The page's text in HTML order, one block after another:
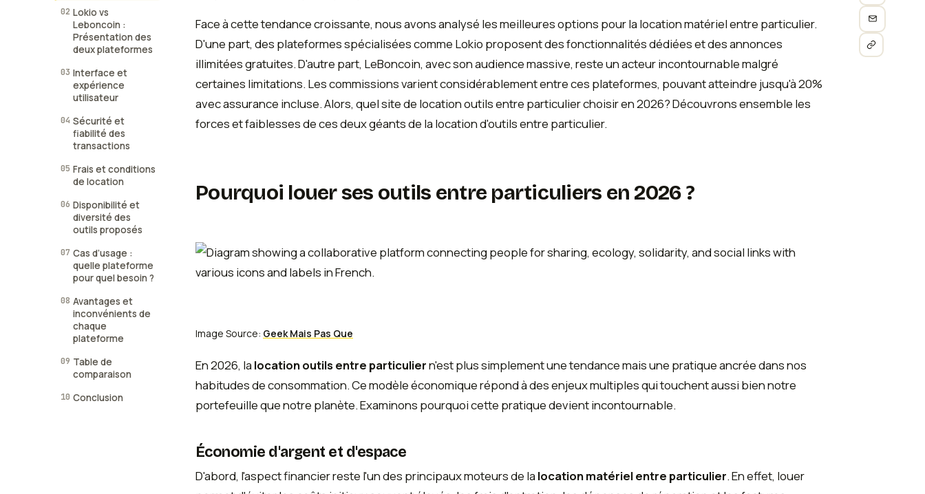
02 Lokio vs
Leboncoin :
Présentation des
deux plateformes
03 Interface et
expérience
utilisateur
04 Sécurité et
fiabilité des
transactions
05 Frais et conditions
de location
06 Disponibilité et
diversité des
outils proposés
07 Cas d’usage :
quelle plateforme
pour quel besoin ?
08 Avantages et
inconvénients de
chaque
plateforme
09 Table de
comparaison
10 Conclusion
Face à cette tendance croissante, nous avons analysé les meilleures options pour la location matériel entre particulier.
D'une part, des plateformes spécialisées comme Lokio proposent des fonctionnalités dédiées et des annonces
illimitées gratuites. D'autre part, LeBoncoin, avec son audience massive, reste un acteur incontournable malgré
certaines limitations. Les commissions varient considérablement entre ces plateformes, pouvant atteindre jusqu'à 20%
avec assurance incluse. Alors, quel site de location outils entre particulier choisir en 2026? Découvrons ensemble les
forces et faiblesses de ces deux géants de la location d'outils entre particulier.
Pourquoi louer ses outils entre particuliers en 2026 ?
Image Source: Geek Mais Pas Que
En 2026, la location outils entre particuliern'est plus simplement une tendance mais une pratique ancrée dans nos
habitudes de consommation. Ce modèle économique répond à des enjeux multiples qui touchent aussi bien notre
portefeuille que notre planète. Examinons pourquoi cette pratique devient incontournable.
Économie d'argent et d'espace
D'abord, l'aspect financier reste l'un des principaux moteurs de la location matériel entre particulier. En effet, louer